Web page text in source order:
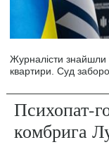
Журналісти знайшли
квартири. Суд
Психопат-
комбрига